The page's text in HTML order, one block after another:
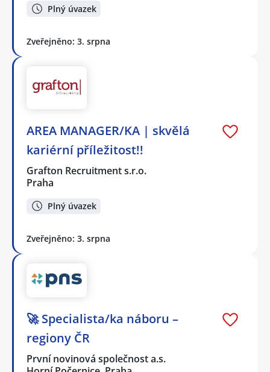
Plný úvazek
Zveřejněno: 3. srpna
AREA MANAGER/KA | skvělá
kariérní příležitost!!
Grafton Recruitment s.r.o.
Praha
Plný úvazek
Zveřejněno: 3. srpna
🚀 Specialista/ka náboru –
regiony ČR
První novinová společnost a.s.